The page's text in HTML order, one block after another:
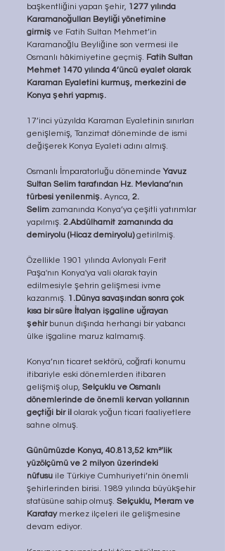
başkentliğini yapan şehir, 1277 yılında
Karamanoğulları Beyliği yönetimine
girmiş ve Fatih Sultan Mehmet’in
Karamanoğlu Beyliğine son vermesi ile
Osmanlı hâkimiyetine geçmiş. Fatih Sultan
Mehmet 1470 yılında 4’üncü eyalet olarak
Karaman Eyaletini kurmuş, merkezini de
Konya şehri yapmış.
17’inci yüzyılda Karaman Eyaletinin sınırları
genişlemiş, Tanzimat döneminde de ismi
değişerek Konya Eyaleti adını almış.
Osmanlı İmparatorluğu döneminde Yavuz
Sultan Selim tarafından Hz. Mevlana’nın
türbesi yenilenmiş. Ayrıca, 2.
Selim zamanında Konya’ya çeşitli yatırımlar
yapılmış. 2.Abdülhamit zamanında da
demiryolu (Hicaz demiryolu) getirilmiş.
Özellikle 1901 yılında Avlonyalı Ferit
Paşa'nın Konya'ya vali olarak tayin
edilmesiyle şehrin gelişmesi ivme
kazanmış. 1.Dünya savaşından sonra çok
kısa bir süre İtalyan işgaline uğrayan
şehir bunun dışında herhangi bir yabancı
ülke işgaline maruz kalmamış.
Konya’nın ticaret sektörü, coğrafi konumu
itibariyle eski dönemlerden itibaren
gelişmiş olup, Selçuklu ve Osmanlı
dönemlerinde de önemli kervan yollarının
geçtiği bir il olarak yoğun ticari faaliyetlere
sahne olmuş.
Günümüzde Konya, 40.813,52 km²’lik
yüzölçümü ve 2 milyon üzerindeki
nüfusu ile Türkiye Cumhuriyeti’nin önemli
şehirlerinden birisi. 1989 yılında büyükşehir
statüsüne sahip olmuş. Selçuklu, Meram ve
Karatay merkez ilçeleri ile gelişmesine
devam ediyor.